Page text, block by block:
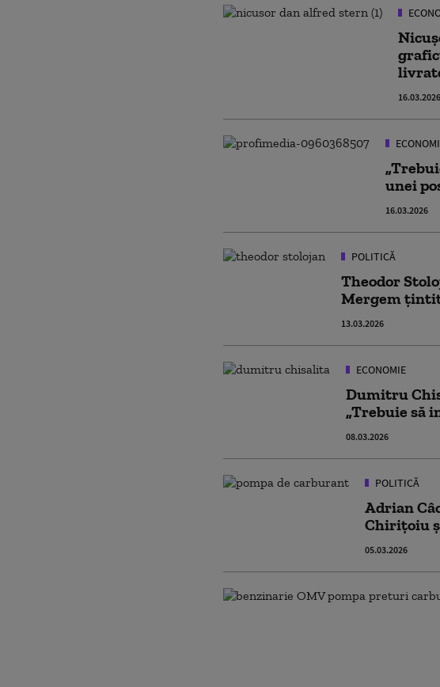
16.03.2026
unei
16.03.2026
POLITICĂ
Theodor
Mergem
13.03.2026
ECONOMIE
Dumitru
„Trebuie să
08.03.2026
POLITICĂ
Adrian
Chiriţoiu
05.03.2026